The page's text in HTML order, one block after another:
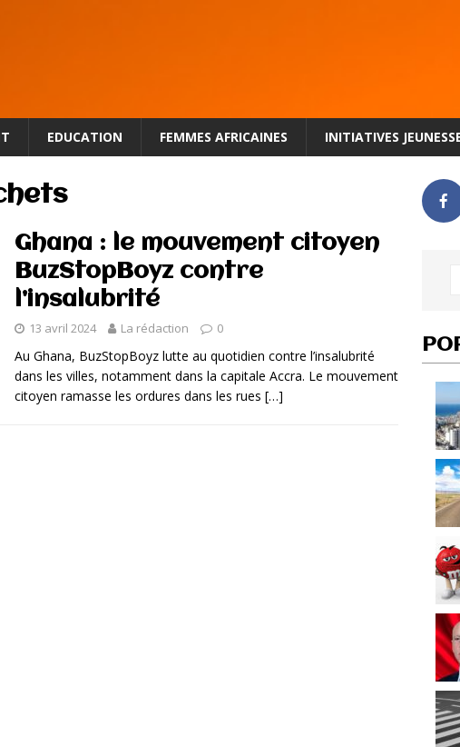
EDUCATION FEMMES AFRICAINES INITIATIVES
Ghana : le mouvement citoyen
BuzStopBoyz contre
l’insalubrité
13 avril 2024 La rédaction 0
Au Ghana, BuzStopBoyz lutte au quotidien contre l’insalubrité
dans les villes, notamment dans la capitale Accra. Le mouvement
citoyen ramasse les ordures dans les rues […]